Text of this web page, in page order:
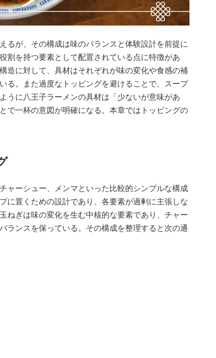
るが、その構成は味のバランスと体験設計を前提に
割を持つ要素として配置されている点に特徴があ
造に対して、具材はそれぞれが味の変化や食感の補
る。また過度なトッピングを避けることで、スープ
うに八王子ラーメンの具材は「少ないが意味があ
で一杯の意図が明確になる。本章ではトッピングの
ャーシュー、メンマといった比較的シンプルな構成
に置くための設計であり、各要素が過剰に主張しな
ねぎは味の変化を生む中核的な要素であり、チャー
ランスを保っている。その構成を整理すると次の通